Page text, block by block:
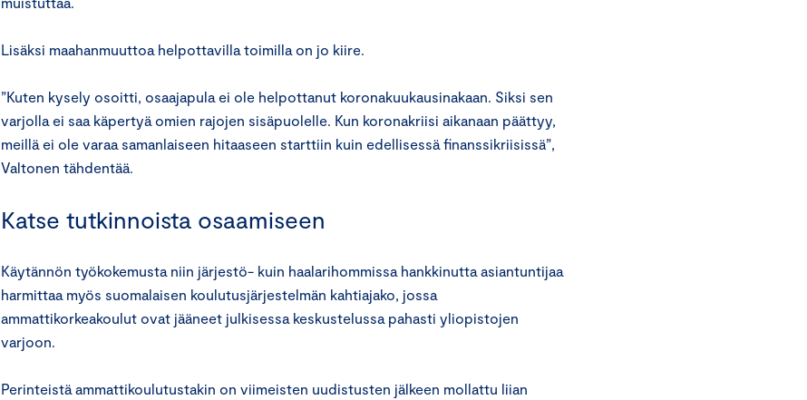
Lisäksi maahanmuuttoa helpottavilla toimilla on jo kiire.
”Kuten kysely osoitti, osaajapula ei ole helpottanut koronakuukausinakaan. Siksi sen
varjolla ei saa käpertyä omien rajojen sisäpuolelle. Kun koronakriisi aikanaan päättyy,
meillä ei ole varaa samanlaiseen hitaaseen starttiin kuin edellisessä finanssikriisissä”,
Valtonen tähdentää.
Katse tutkinnoista osaamiseen
Käytännön työkokemusta niin järjestö- kuin haalarihommissa hankkinutta asiantuntijaa
harmittaa myös suomalaisen koulutusjärjestelmän kahtiajako, jossa
ammattikorkeakoulut ovat jääneet julkisessa keskustelussa pahasti yliopistojen
varjoon.
Perinteistä ammattikoulutustakin on viimeisten uudistusten jälkeen mollattu liian